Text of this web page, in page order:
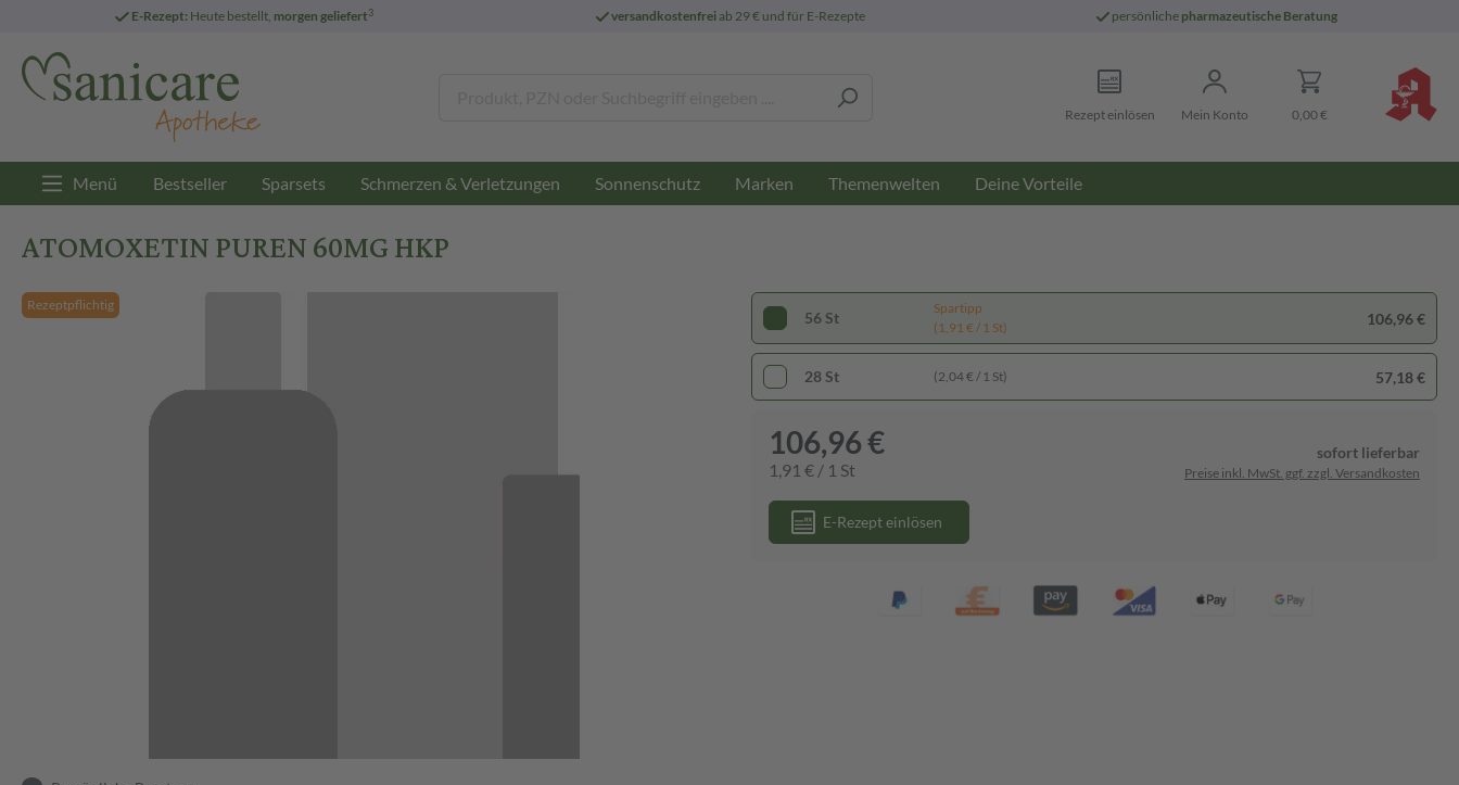
E-Rezept: Heute bestellt, morgen geliefert3 versandkostenfreiab 29 € und für E-Rezepte persönliche pharmazeutische Beratung
Rezept einlösen Mein Konto 0,00 €
Menü Bestseller Sparsets Schmerzen & Verletzungen Sonnenschutz Marken Themenwelten Deine Vorteile
ATOMOXETIN PUREN 60MG HKP
Rezeptpflichtig
56 St
Spartipp
(1,91 € / 1 St)
106,96 €
28 St (2,04 € / 1 St) 57,18 €
106,96 €
1,91 € / 1 St
sofort lieferbar
Preise inkl. MwSt. ggf. zzgl. Versandkosten
E-Rezept einlösen